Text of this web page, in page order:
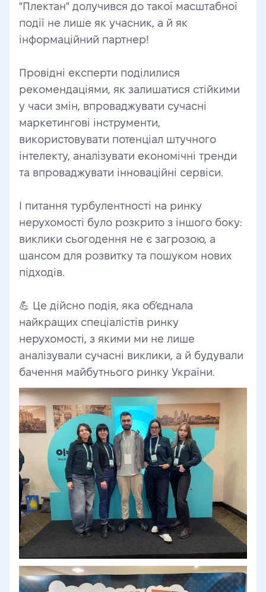
"Плектан" долучився до такої масштабної
події не лише як учасник, а й як
інформаційний партнер!
Провідні експерти поділилися
рекомендаціями, як залишатися стійкими
у часи змін, впроваджувати сучасні
маркетингові інструменти,
використовувати потенціал штучного
інтелекту, аналізувати економічні тренди
та впроваджувати інноваційні сервіси.
І питання турбулентності на ринку
нерухомості було розкрито з іншого боку:
виклики сьогодення не є загрозою, а
шансом для розвитку та пошуком нових
підходів.
💪 Це дійсно подія, яка об’єднала
найкращих спеціалістів ринку
нерухомості, з якими ми не лише
аналізували сучасні виклики, а й будували
бачення майбутнього ринку України.